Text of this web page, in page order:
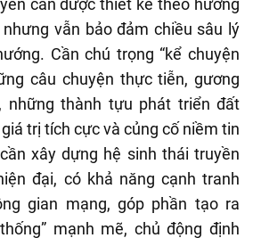
cần được thiết kế theo hướng
vẫn bảo đảm chiều sâu lý
Cần chú trọng “kể chuyện
câu chuyện thực tiễn, gương
những thành tựu phát triển đất
trị tích cực và củng cố niềm tin
xây dựng hệ sinh thái truyền
đại, có khả năng cạnh tranh
gian mạng, góp phần tạo ra
mạnh mẽ, chủ động định